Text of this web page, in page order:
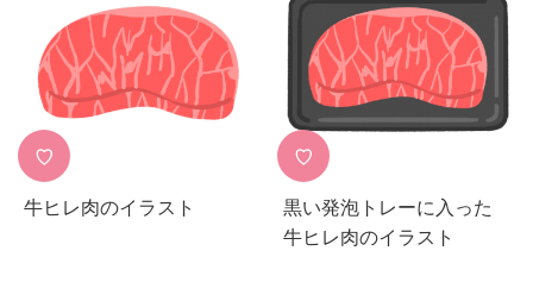
♡
牛ヒレ肉のイラスト
♡
黒い発泡トレーに入った
牛ヒレ肉のイラスト